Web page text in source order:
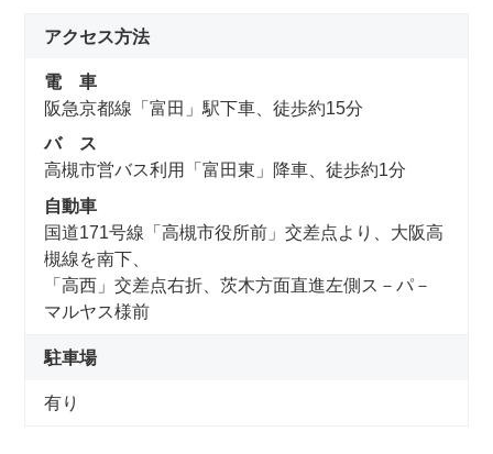
アクセス方法
電 車
阪急京都線「富田」駅下車、徒歩約15分
バ ス
高槻市営バス利用「富田東」降車、徒歩約1分
自動車
国道171号線「高槻市役所前」交差点より、大阪高
槻線を南下、
「高西」交差点右折、茨木方面直進左側ス－パ－
マルヤス様前
駐車場
有り